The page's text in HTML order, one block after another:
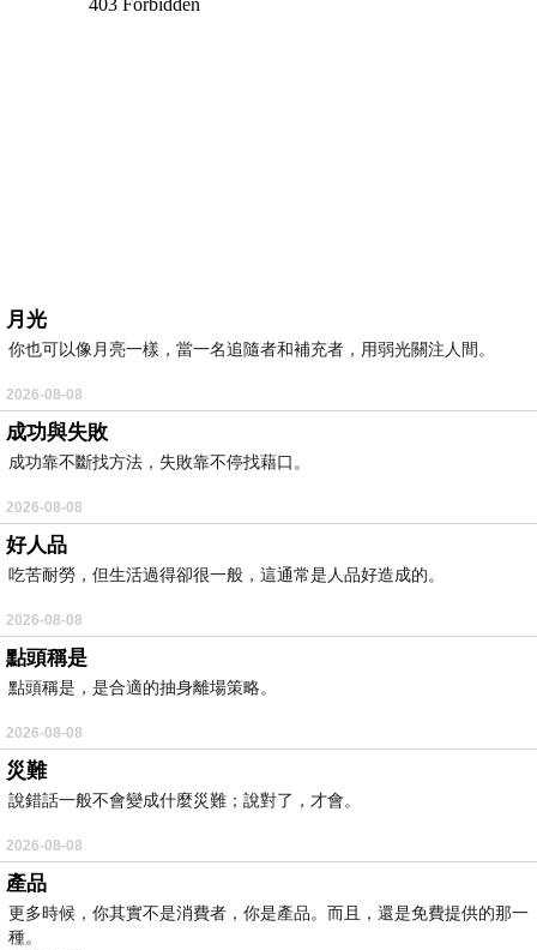
月光
你也可以像月亮一樣，當一名追隨者和補充者，用弱光關注人間。
2026-08-08
成功與失敗
成功靠不斷找方法，失敗靠不停找藉口。
2026-08-08
好人品
吃苦耐勞，但生活過得卻很一般，這通常是人品好造成的。
2026-08-08
點頭稱是
點頭稱是，是合適的抽身離場策略。
2026-08-08
災難
說錯話一般不會變成什麼災難；說對了，才會。
2026-08-08
產品
更多時候，你其實不是消費者，你是產品。而且，還是免費提供的那一
種。